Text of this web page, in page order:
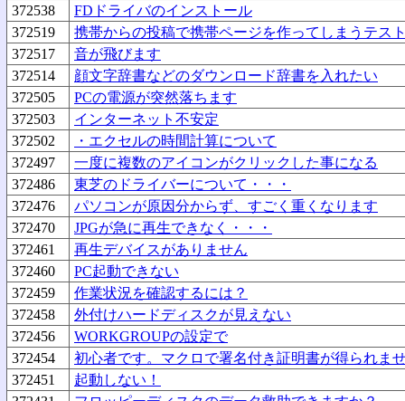
372538
FDドライバのインストール
372519
携帯からの投稿で携帯ページを作ってしまうテス
372517
音が飛びます
372514
顔文字辞書などのダウンロード辞書を入れたい
372505
PCの電源が突然落ちます
372503
インターネット不安定
372502
・エクセルの時間計算について
372497
一度に複数のアイコンがクリックした事になる
372486
東芝のドライバーについて・・・
372476
パソコンが原因分からず、すごく重くなります
372470
JPGが急に再生できなく・・・
372461
再生デバイスがありません
372460
PC起動できない
372459
作業状況を確認するには？
372458
外付けハードディスクが見えない
372456
WORKGROUPの設定で
372454
初心者です。マクロで署名付き証明書が得られま
372451
起動しない！